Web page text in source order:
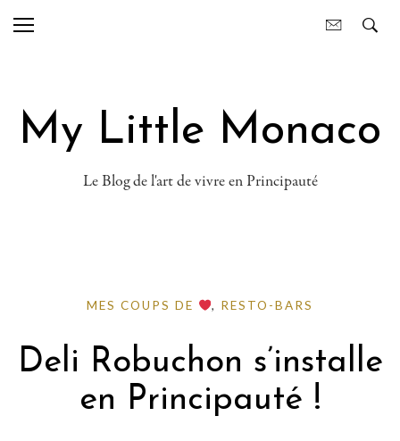
My Little Monaco
Le Blog de l'art de vivre en Principauté
MES COUPS DE , RESTO-BARS
Deli Robuchon s’installe
en Principauté !